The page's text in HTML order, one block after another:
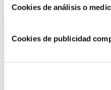
Cookies de análisis o
Cookies de publicidad